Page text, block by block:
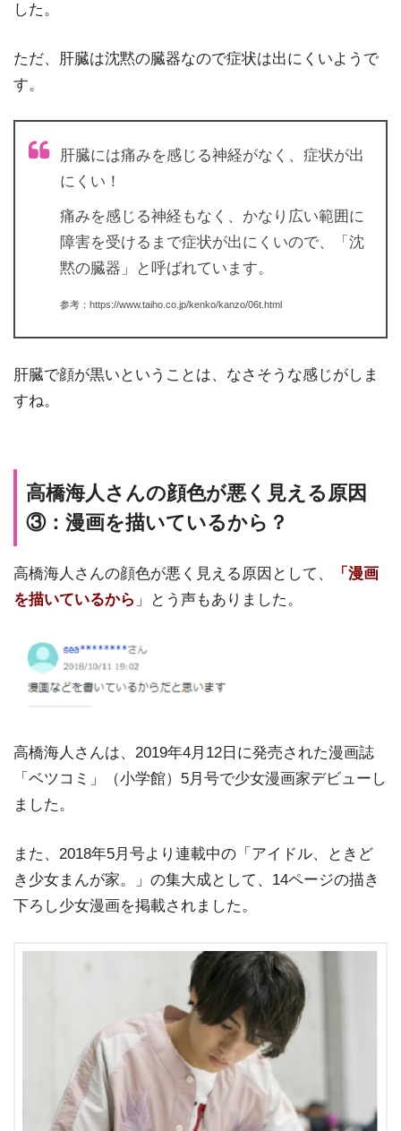
した。
ただ、肝臓は沈黙の臓器なので症状は出にくいようで
す。
肝臓には痛みを感じる神経がなく、症状が出
にくい！
痛みを感じる神経もなく、かなり広い範囲に
障害を受けるまで症状が出にくいので、「沈
黙の臓器」と呼ばれています。
参考：https://www.taiho.co.jp/kenko/kanzo/06t.html
肝臓で顔が黒いということは、なさそうな感じがしま
すね。
高橋海人さんの顔色が悪く見える原因
③：漫画を描いているから？
高橋海人さんの顔色が悪く見える原因として、
「漫画
を描いているから 」とう声もありました。
高橋海人さんは、2019年4月12日に発売された漫画誌
「ベツコミ」（小学館）5月号で少女漫画家デビューし
ました。
また、2018年5月号より連載中の「アイドル、ときど
き少女まんが家。」の集大成として、14ページの描き
下ろし少女漫画を掲載されました。